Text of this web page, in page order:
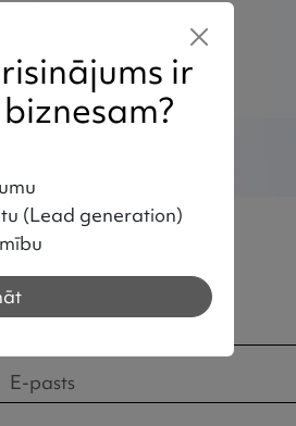
ir
(Lead generation)